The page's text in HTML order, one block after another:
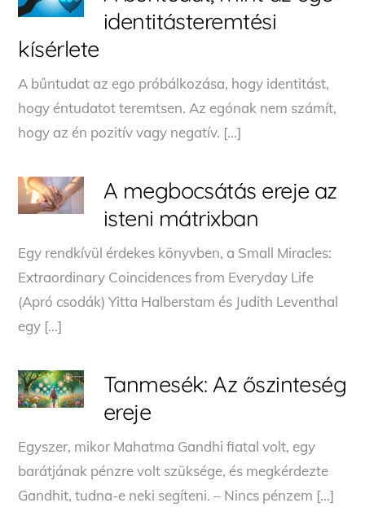
identitásteremtési
kísérlete
A bűntudat az ego próbálkozása, hogy identitást,
hogy éntudatot teremtsen. Az egónak nem számít,
hogy az én pozitív vagy negatív. […]
A megbocsátás ereje az
isteni mátrixban
Egy rendkívül érdekes könyvben, a Small Miracles:
Extraordinary Coincidences from Everyday Life
(Apró csodák) Yitta Halberstam és Judith Leventhal
egy […]
Tanmesék: Az őszinteség
ereje
Egyszer, mikor Mahatma Gandhi fiatal volt, egy
barátjának pénzre volt szüksége, és megkérdezte
Gandhit, tudna-e neki segíteni. – Nincs pénzem […]